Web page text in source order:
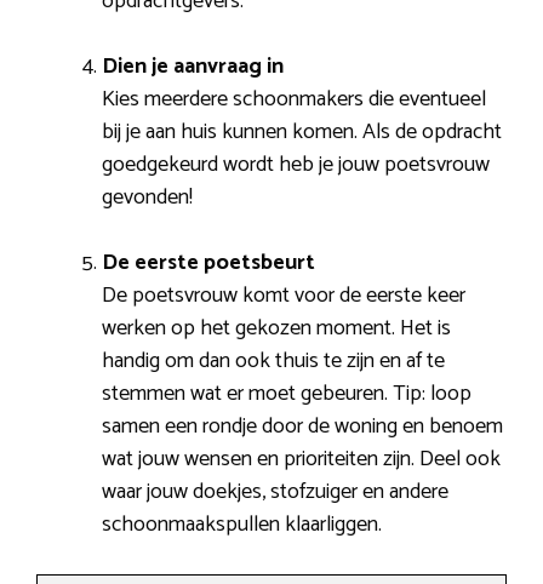
Dien je aanvraag in
Kies meerdere schoonmakers die eventueel
bij je aan huis kunnen komen. Als de opdracht
goedgekeurd wordt heb je jouw poetsvrouw
gevonden!
De eerste poetsbeurt
De poetsvrouw komt voor de eerste keer
werken op het gekozen moment. Het is
handig om dan ook thuis te zijn en af te
stemmen wat er moet gebeuren. Tip: loop
samen een rondje door de woning en benoem
wat jouw wensen en prioriteiten zijn. Deel ook
waar jouw doekjes, stofzuiger en andere
schoonmaakspullen klaarliggen.